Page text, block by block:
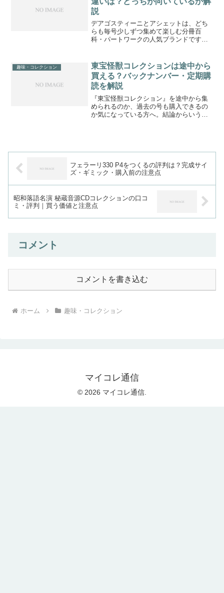
説
デアゴスティーニとアシェットは、どち
らも毎号少しずつ集めて楽しむ分冊百
科・パートワークの人気ブランドです。
書店購入でシリーズを集めていく仕組み
はよく似ています。そのため...
趣味・コレクション
東宝怪獣コレクションは途中から
買える？バックナンバー・定期購
読を解説
『東宝怪獣コレクション』を途中から集
められるのか、過去の号も購入できるの
か気になっている方へ。結論からいう
フェラーリ330 P4をつくるの評判は？完成サイ
ズ・ギミック・購入前の注意点
昭和落語名演 秘蔵音源CDコレクションの口コ
ミ・評判｜買う価値と注意点
コメント
コメントを書き込む
ホーム 趣味・コレクション
マイコレ通信
© 2026 マイコレ通信.